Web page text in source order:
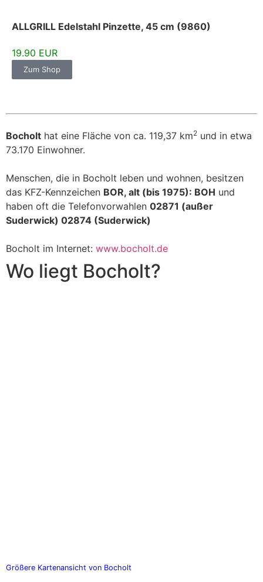
ALLGRILL Edelstahl Pinzette, 45 cm (9860)
19.90 EUR
Zum Shop
Bocholt hat eine Fläche von ca. 119,37 km2 und in etwa
73.170 Einwohner.
Menschen, die in Bocholt leben und wohnen, besitzen
das KFZ-Kennzeichen BOR, alt (bis 1975): BOH und
haben oft die Telefonvorwahlen 02871 (außer
Suderwick) 02874 (Suderwick)
Bocholt im Internet: www.bocholt.de
Wo liegt Bocholt?
Größere Kartenansicht von Bocholt